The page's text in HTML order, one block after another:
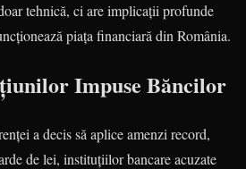
tehnică, ci are implicații profunde
piața financiară din România.
Impuse Băncilor
a decis să aplice amenzi record,
de lei, instituțiilor bancare acuzate